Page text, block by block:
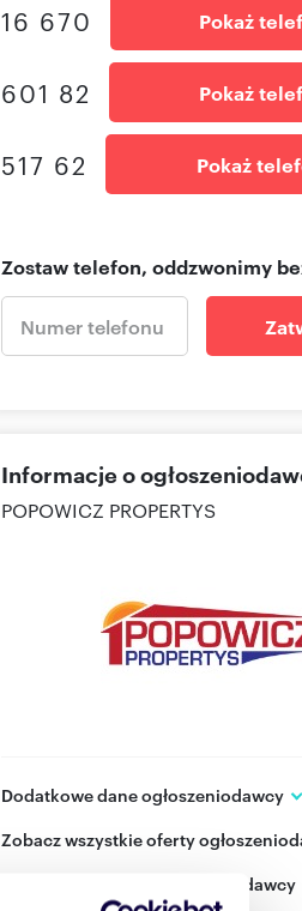
16 670 Pokaż
601 82 Pokaż
517 62 Pokaż
Zostaw telefon, oddzwonimy
Informacje o
POPOWICZ PROPERTYS
Dodatkowe dane ogłoszeniodawcy
Przemyśl
Zobacz wszystkie oferty
Zobacz wizytówkę ogłoszeniodawcy